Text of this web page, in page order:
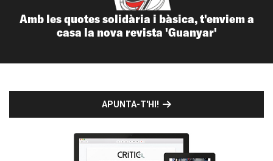
Amb les quotes solidària i bàsica, t'enviem a
casa la nova revista 'Guanyar'
APUNTA-T'HI!